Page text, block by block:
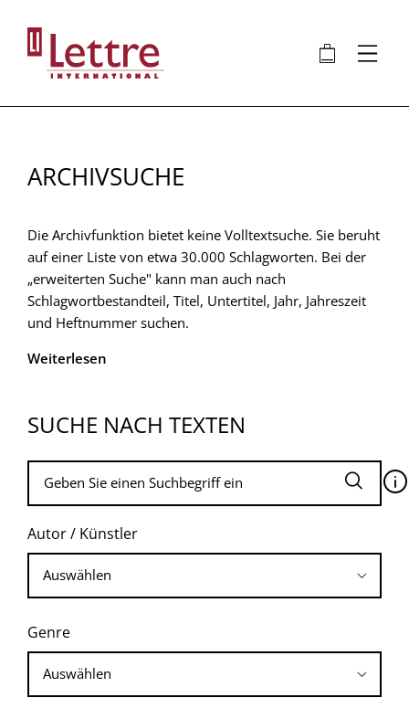
Inhalt
🛍 ⋮
ARCHIVSUCHE
Die Archivfunktion bietet keine Volltextsuche. Sie beruht
auf einer Liste von etwa 30.000 Schlagworten. Bei der
„erweiterten Suche" kann man auch nach
Schlagwortbestandteil, Titel, Untertitel, Jahr, Jahreszeit
und Heftnummer suchen.
Weiterlesen
SUCHE NACH TEXTEN
🛈
Autor / Künstler
Genre